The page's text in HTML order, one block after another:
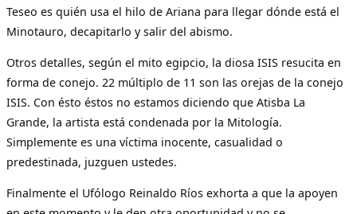
Teseo es quién usa el hilo de Ariana para llegar dónde está el
Minotauro, decapitarlo y salir del abismo.
Otros detalles, según el mito egipcio, la diosa ISIS resucita en
forma de conejo. 22 múltiplo de 11 son las orejas de la conejo
ISIS. Con ésto éstos no estamos diciendo que Atisba La
Grande, la artista está condenada por la Mitología.
Simplemente es una víctima inocente, casualidad o
predestinada, juzguen ustedes.
Finalmente el Ufólogo Reinaldo Ríos exhorta a que la apoyen